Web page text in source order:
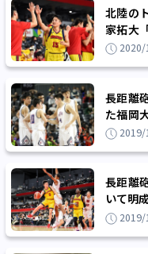
北陸の
家拓大
ました」
2020/
長距離
た福岡
現 2019/
長距離
いて明
2019/